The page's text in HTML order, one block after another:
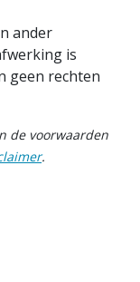
ander
is
geen rechten
de voorwaarden
.